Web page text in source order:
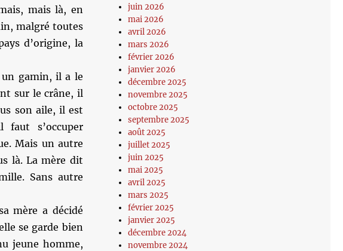
mais là, en
malgré toutes
d’origine, la
un gamin, il a le
sur le crâne, il
son aile, il est
s’occuper
Mais un autre
là. La mère dit
Sans autre
mère a décidé
se garde bien
jeune homme,
juin 2026
mai 2026
avril 2026
mars 2026
février 2026
janvier 2026
décembre 2025
novembre 2025
octobre 2025
septembre 2025
août 2025
juillet 2025
juin 2025
mai 2025
avril 2025
mars 2025
février 2025
janvier 2025
décembre 2024
novembre 2024